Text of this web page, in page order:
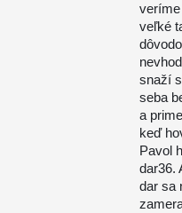
veľké
snaží
seba
a
keď
Pavol
dar36.
dar sa